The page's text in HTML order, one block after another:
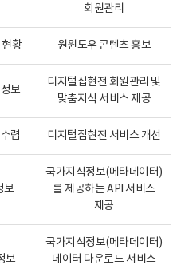
회원관리
황 원윈도우 콘텐츠 홍보
보
디지털집현전 회원관리 및
맞춤지식 서비스 제공
렴 디지털집현전 서비스 개선
보
국가지식정보(메타데이터)
를 제공하는 API 서비스
제공
보
국가지식정보(메타데이터)
데이터 다운로드 서비스